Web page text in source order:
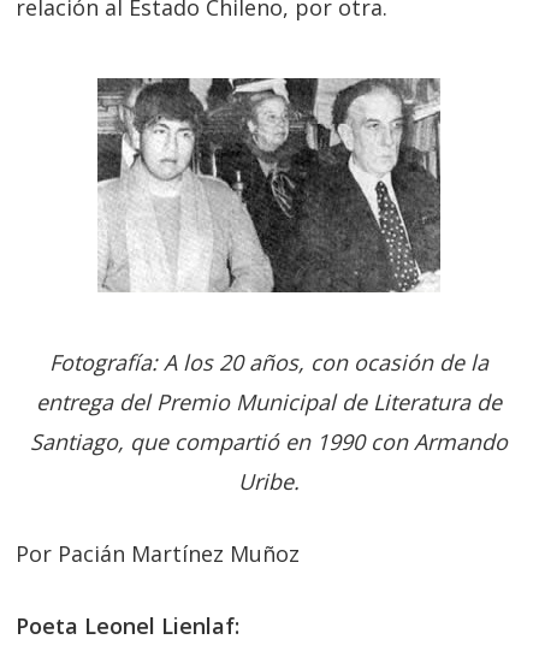
relación al Estado Chileno, por otra.
Fotografía: A los 20 años, con ocasión de la
entrega del Premio Municipal de Literatura de
Santiago, que compartió en 1990 con Armando
Uribe.
Por Pacián Martínez Muñoz
Poeta Leonel Lienlaf: